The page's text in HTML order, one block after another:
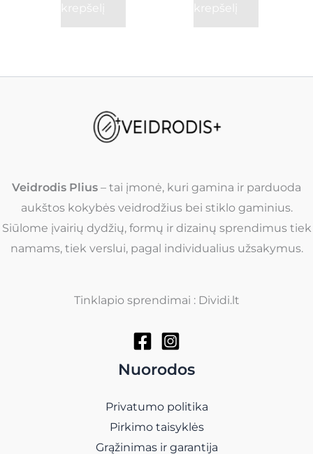
krepšelį
krepšelį
Veidrodis Plius – tai įmonė, kuri gamina ir parduoda
aukštos kokybės veidrodžius bei stiklo gaminius.
Siūlome įvairių dydžių, formų ir dizainų sprendimus tiek
namams, tiek verslui, pagal individualius užsakymus.
Tinklapio sprendimai : Dividi.lt
Nuorodos
Privatumo politika
Pirkimo taisyklės
Grąžinimas ir garantija